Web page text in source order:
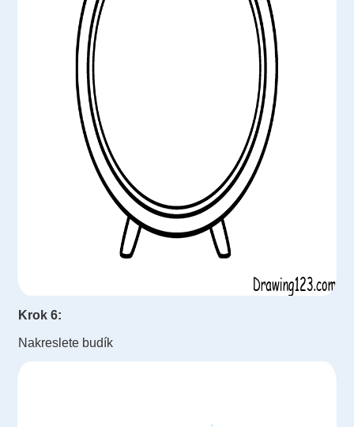
Krok 6:
Nakreslete budík